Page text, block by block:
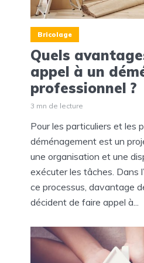
Bricolage
Quels
appel à un
professionnel ?
3 mn de lecture
Pour les particuliers et les
déménagement est un
une organisation et une
exécuter les tâches. Dans
ce processus, davantage
décident de faire appel à...